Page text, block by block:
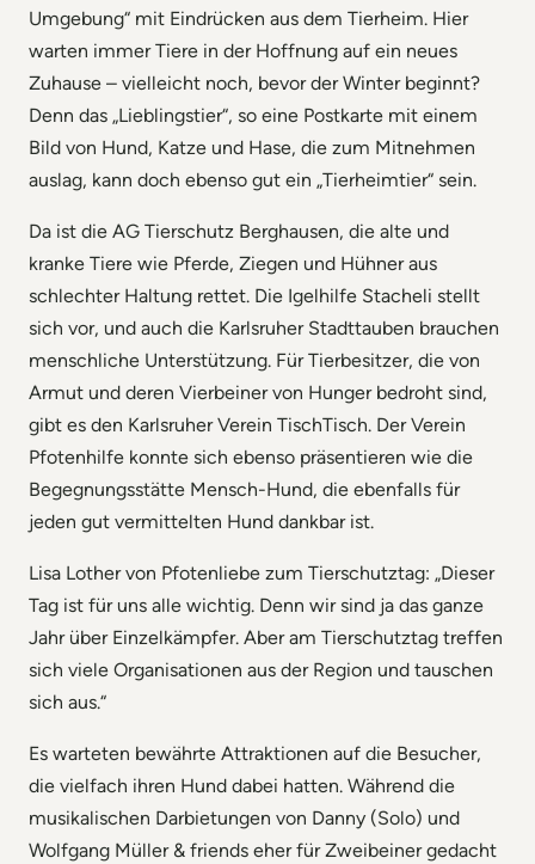
Umgebung“ mit Eindrücken aus dem Tierheim. Hier
warten immer Tiere in der Hoffnung auf ein neues
Zuhause – vielleicht noch, bevor der Winter beginnt?
Denn das „Lieblingstier“, so eine Postkarte mit einem
Bild von Hund, Katze und Hase, die zum Mitnehmen
auslag, kann doch ebenso gut ein „Tierheimtier“ sein.
Da ist die AG Tierschutz Berghausen, die alte und
kranke Tiere wie Pferde, Ziegen und Hühner aus
schlechter Haltung rettet. Die Igelhilfe Stacheli stellt
sich vor, und auch die Karlsruher Stadttauben brauchen
menschliche Unterstützung. Für Tierbesitzer, die von
Armut und deren Vierbeiner von Hunger bedroht sind,
gibt es den Karlsruher Verein TischTisch. Der Verein
Pfotenhilfe konnte sich ebenso präsentieren wie die
Begegnungsstätte Mensch-Hund, die ebenfalls für
jeden gut vermittelten Hund dankbar ist.
Lisa Lother von Pfotenliebe zum Tierschutztag: „Dieser
Tag ist für uns alle wichtig. Denn wir sind ja das ganze
Jahr über Einzelkämpfer. Aber am Tierschutztag treffen
sich viele Organisationen aus der Region und tauschen
sich aus.“
Es warteten bewährte Attraktionen auf die Besucher,
die vielfach ihren Hund dabei hatten. Während die
musikalischen Darbietungen von Danny (Solo) und
Wolfgang Müller & friends eher für Zweibeiner gedacht